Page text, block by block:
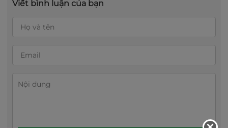
Viết bình luận của bạn